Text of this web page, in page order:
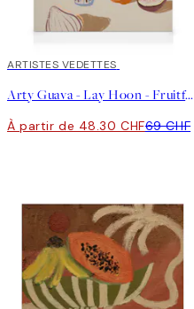
30%*
ARTISTES VEDETTES
Arty Guava - Lay Hoon - Fruitful Spread Toile
À partir de 48.30 CHF69 CHF